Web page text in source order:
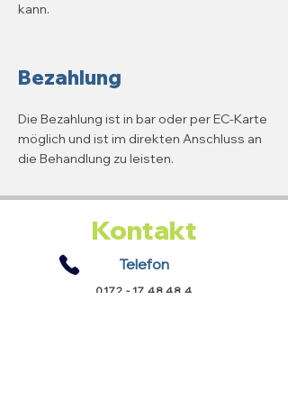
kann.
Bezahlung
Die Bezahlung ist in bar oder per EC-Karte
möglich und ist im direkten Anschluss an
die Behandlung zu leisten.
Kontakt
Telefon
0172 - 17 48 48 4